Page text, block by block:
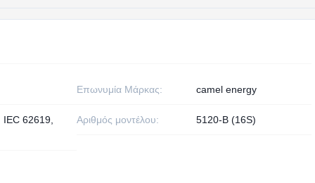
Επωνυμία Μάρκας: camel energy
62619, Αριθμός μοντέλου: 5120-B (16S)